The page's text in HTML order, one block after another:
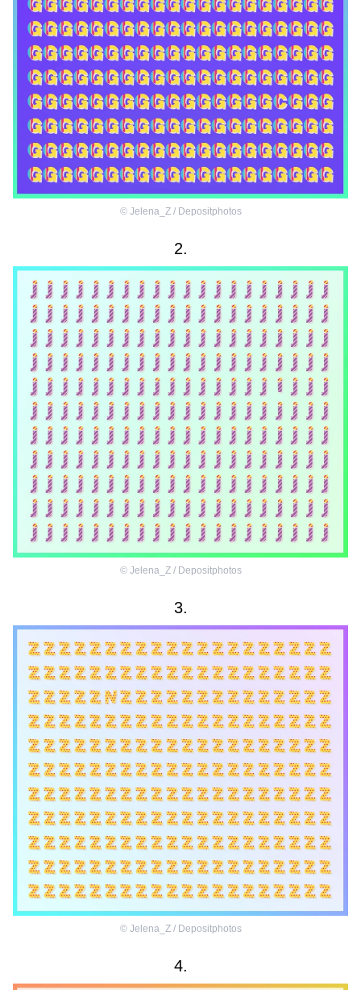
© Jelena_Z / Depositphotos
2.
© Jelena_Z / Depositphotos
3.
© Jelena_Z / Depositphotos
4.